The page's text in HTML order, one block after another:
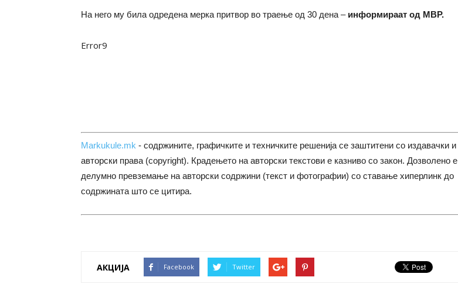
На него му била одредена мерка притвор во траење од 30 дена – информираат од МВР.
Error9
Markukule.mk - содржините, графичките и техничките решенија се заштитени со издавачки и
авторски права (copyright). Крадењето на авторски текстови е казниво со закон. Дозволено е
делумно превземање на авторски содржини (текст и фотографии) со ставање хиперлинк до
содржината што се цитира.
АКЦИЈА Facebook Twitter